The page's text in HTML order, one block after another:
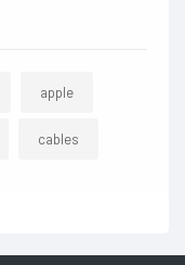
apple
cables